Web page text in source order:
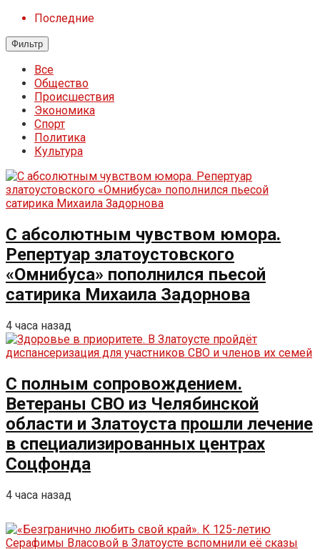
Последние
Фильтр
Все
Общество
Происшествия
Экономика
Спорт
Политика
Культура
С абсолютным чувством юмора.
Репертуар златоустовского
«Омнибуса» пополнился пьесой
сатирика Михаила Задорнова
4 часа назад
С полным сопровождением.
Ветераны СВО из Челябинской
области и Златоуста прошли лечение
в специализированных центрах
Соцфонда
4 часа назад